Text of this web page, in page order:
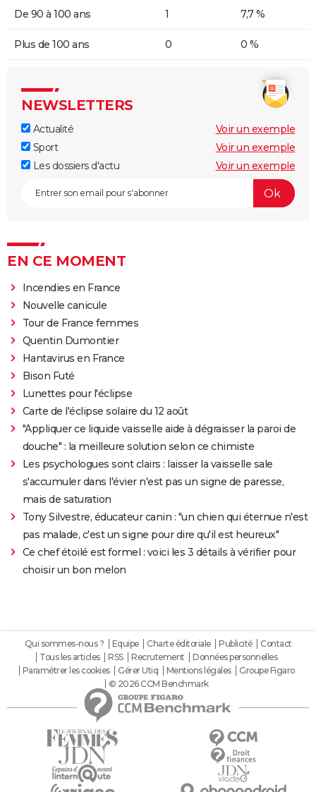
De 90 à 100 ans 1 7,7 %
Plus de 100 ans 0 0 %
NEWSLETTERS
Actualité
Voir un exemple
Sport
Voir un exemple
Les dossiers d'actu
Voir un exemple
EN CE MOMENT
Incendies en France
Nouvelle canicule
Tour de France femmes
Quentin Dumontier
Hantavirus en France
Bison Futé
Lunettes pour l'éclipse
Carte de l'éclipse solaire du 12 août
"Appliquer ce liquide vaisselle aide à dégraisser la paroi de
douche" : la meilleure solution selon ce chimiste
Les psychologues sont clairs : laisser la vaisselle sale
s'accumuler dans l'évier n'est pas un signe de paresse,
mais de saturation
Tony Silvestre, éducateur canin : "un chien qui éternue n'est
pas malade, c'est un signe pour dire qu'il est heureux"
Ce chef étoilé est formel : voici les 3 détails à vérifier pour
choisir un bon melon
Qui sommes-nous ? Equipe Charte éditoriale Publicité
Contact
Tous les articles
RSS Recrutement
Données personnelles
Paramétrer les cookies
Gérer Utiq Mentions légales
Groupe Figaro
© 2026 CCM Benchmark